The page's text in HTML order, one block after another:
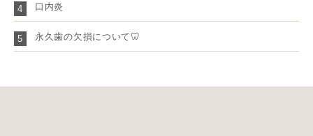
4 口内炎
5 永久歯の欠損について🦷